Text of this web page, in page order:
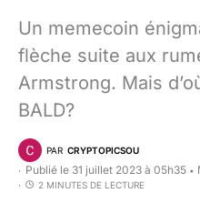
Un memecoin
flèche suite aux
Armstrong. Mais
BALD?
PAR CRYPTOPICSOU
Publié le 31 juillet 2023 à 05h35 •
2 MINUTES DE LECTURE